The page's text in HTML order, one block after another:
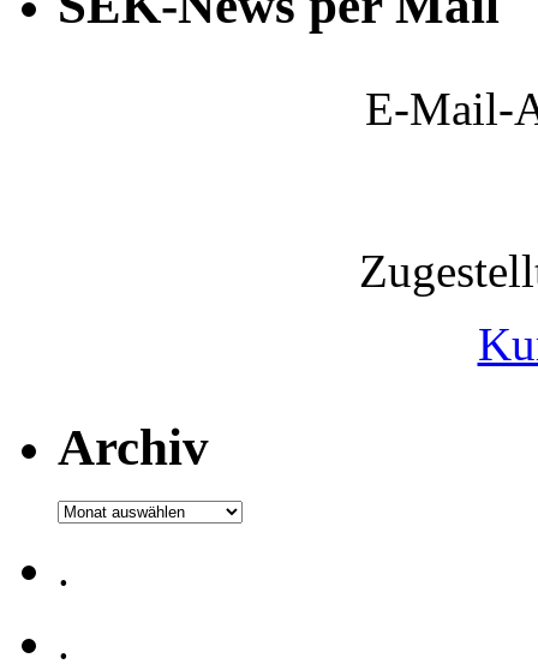
E-Mail-
Archiv
Archiv
.
.